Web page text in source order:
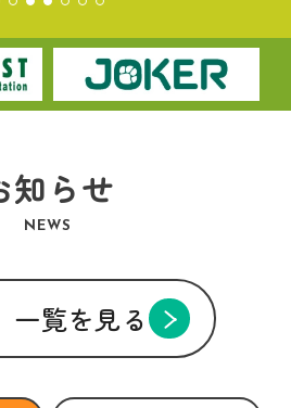
知らせ
NEWS
一覧を見る